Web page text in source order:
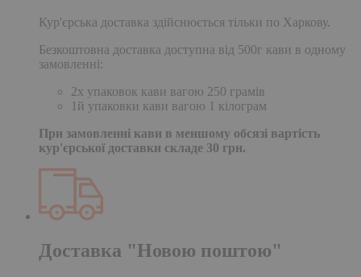
Кур'єрська доставка здійснюється тільки по Харкову.
Безкоштовна доставка доступна від 500г кави в одному
замовленні:
2х упаковок кави вагою 250 грамів
1й упаковки кави вагою 1 кілограм
При замовленні кави в меншому обсязі вартість
кур'єрської доставки складе 30 грн.
Доставка "Новою поштою"